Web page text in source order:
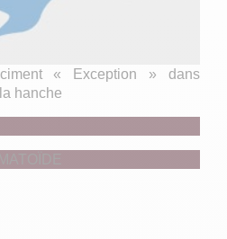
« Exception » dans
hanche